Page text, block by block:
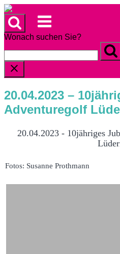
Skip
to
content
Menu
Wonach suchen Sie?
20.04.2023 –
Adventuregolf
20.04.2023 - 10jähriges
Fotos: Susanne Prothmann